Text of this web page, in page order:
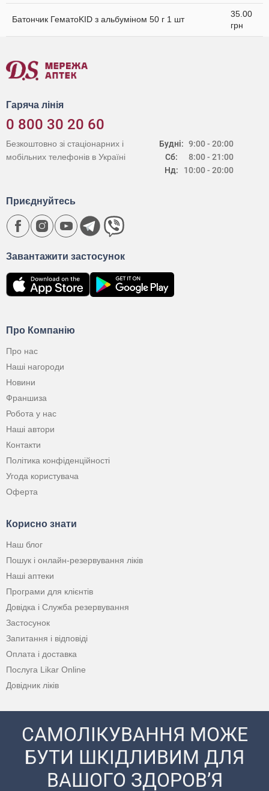
Батончик ГематоKID з альбуміном 50 г 1 шт
35.00
грн
Гаряча лінія
0 800 30 20 60
Будні:
Сб:
Нд:
9:00 - 20:00
8:00 - 21:00
10:00 - 20:00
Безкоштовно зі стаціонарних і
мобільних телефонів в Україні
Про Компанію
Про нас
Наші нагороди
Новини
Франшиза
Робота у нас
Наші автори
Контакти
Політика конфіденційності
Угода користувача
Оферта
Корисно знати
Наш блог
Пошук і онлайн-резервування ліків
Наші аптеки
Програми для клієнтів
Довідка і Служба резервування
Застосунок
Запитання і відповіді
Оплата і доставка
Послуга Likar Online
Довідник ліків
Завантажити застосунок
Приєднуйтесь
САМОЛІКУВАННЯ МОЖЕ
БУТИ ШКІДЛИВИМ ДЛЯ
ВАШОГО ЗДОРОВ’Я